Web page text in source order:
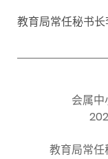
教育局常任秘书
会属
教育局常